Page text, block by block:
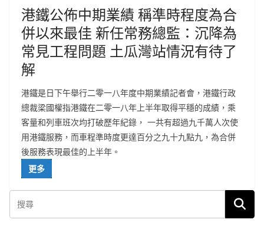
港鐵公佈中期業績 稱準時程度為合
併以來最佳 新任常務總監：沉降為
常見工程問題 土瓜灣站情況有待了
解
港鐵是日下午舉行二零一八年度中期業績記者會，港鐵行政
總裁梁國權指港鐵在二零一八年上半年取得平穩的成績，乘
客量和列車班次均打破歷年紀錄， 一共有超過九千萬人次使
用港鐵服務，而車程準時度更達百分之九十九點九，為合併
後服務表現最佳的上半年。
更多